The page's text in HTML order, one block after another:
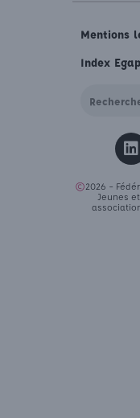
Mentions
Index
©2026 –
Jeunes